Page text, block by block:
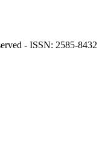
- ISSN: 2585-8432